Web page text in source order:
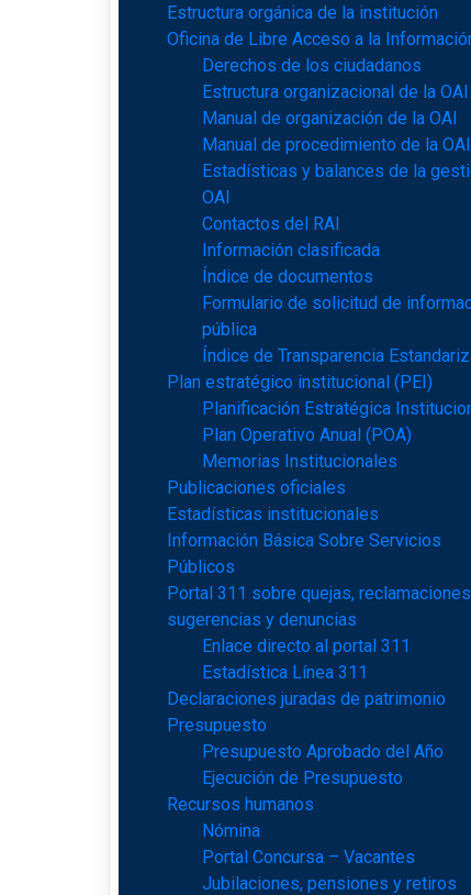
Estructura orgánica de la institución
Oficina de Libre Acceso a la
Derechos de los ciudadanos
Estructura organizacional de la OAI
Manual de organización de la OAI
Manual de procedimiento de la OAI
Estadísticas y balances de la
OAI
Contactos del RAI
Información clasificada
Índice de documentos
Formulario de solicitud de
pública
Índice de Transparencia
Plan estratégico institucional (PEI)
Planificación Estratégica
Plan Operativo Anual (POA)
Memorias Institucionales
Publicaciones oficiales
Estadísticas institucionales
Información Básica Sobre Servicios
Públicos
Portal 311 sobre quejas,
sugerencias y denuncias
Enlace directo al portal 311
Estadística Línea 311
Declaraciones juradas de patrimonio
Presupuesto
Presupuesto Aprobado del Año
Ejecución de Presupuesto
Recursos humanos
Nómina
Portal Concursa – Vacantes
Jubilaciones, pensiones y retiros